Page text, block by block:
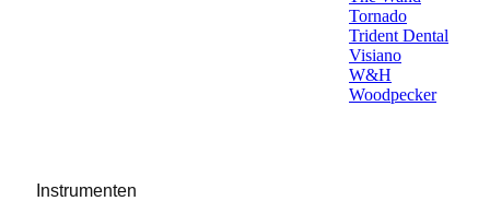
Tornado
Trident Dental
Visiano
W&H
Woodpecker
Instrumenten